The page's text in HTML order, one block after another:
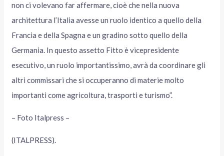
non ci volevano far affermare, cioè che nella nuova
architettura l’Italia avesse un ruolo identico a quello della
Francia e della Spagna e un gradino sotto quello della
Germania. In questo assetto Fitto è vicepresidente
esecutivo, un ruolo importantissimo, avrà da coordinare gli
altri commissari che si occuperanno di materie molto
importanti come agricoltura, trasporti e turismo”.
– Foto Italpress –
(ITALPRESS).